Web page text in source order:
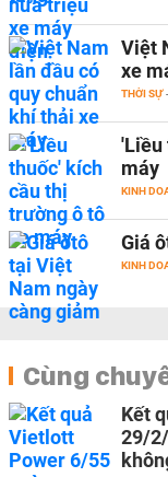
Việt
xe
THỜI SỰ -
'Liều
máy
KINH
Giá
KINH
Cùng
Kết
29/